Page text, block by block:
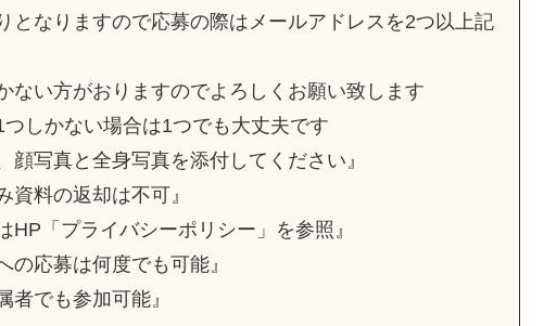
となりますので応募の際はメールアドレスを2つ以上記
ない方がおりますのでよろしくお願い致します
しかない場合は1つでも大丈夫です
顔写真と全身写真を添付してください』
資料の返却は不可』
HP「プライバシーポリシー」を参照』
の応募は何度でも可能』
者でも参加可能』